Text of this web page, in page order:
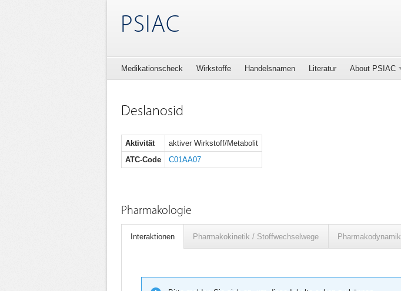
PSIAC
Medikationscheck Wirkstoffe Handelsnamen Literatur About PSIAC
Deslanosid
Aktivität
aktiver Wirkstoff/Metabolit
ATC-Code
C01AA07
Pharmakologie
Interaktionen Pharmakokinetik / Stoffwechselwege Pharmakodynamik